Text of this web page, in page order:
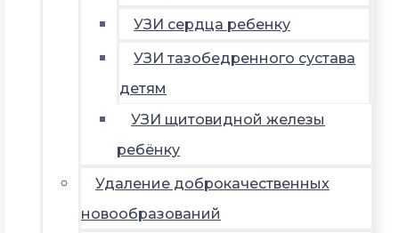
УЗИ сердца ребенку
УЗИ тазобедренного сустава
детям
УЗИ щитовидной железы
ребёнку
Удаление доброкачественных
новообразований